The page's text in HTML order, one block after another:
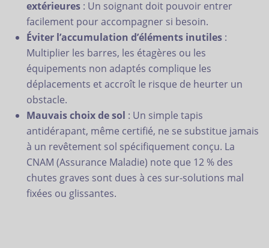
extérieures : Un soignant doit pouvoir entrer
facilement pour accompagner si besoin.
Éviter l’accumulation d’éléments inutiles :
Multiplier les barres, les étagères ou les
équipements non adaptés complique les
déplacements et accroît le risque de heurter un
obstacle.
Mauvais choix de sol : Un simple tapis
antidérapant, même certifié, ne se substitue jamais
à un revêtement sol spécifiquement conçu. La
CNAM (Assurance Maladie) note que 12 % des
chutes graves sont dues à ces sur-solutions mal
fixées ou glissantes.